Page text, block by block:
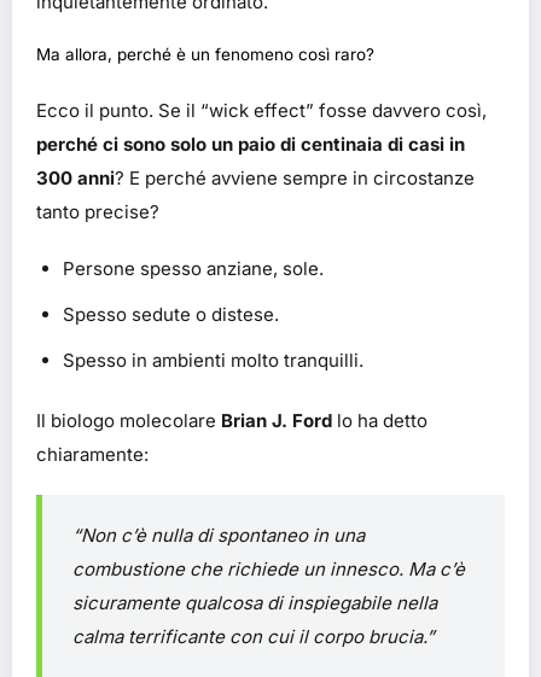
Ma allora, perché è un fenomeno così raro?
Ecco il punto. Se il “wick effect” fosse davvero così,
perché ci sono solo un paio di centinaia di casi in
300 anni? E perché avviene sempre in circostanze
tanto precise?
Persone spesso anziane, sole.
Spesso sedute o distese.
Spesso in ambienti molto tranquilli.
Il biologo molecolare Brian J. Ford lo ha detto
chiaramente:
“Non c’è nulla di spontaneo in una
combustione che richiede un innesco. Ma c’è
sicuramente qualcosa di inspiegabile nella
calma terrificante con cui il corpo brucia.”